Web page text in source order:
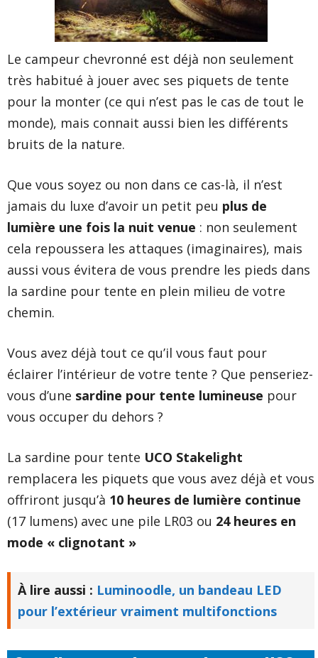
Le campeur chevronné est déjà non seulement
très habitué à jouer avec ses piquets de tente
pour la monter (ce qui n’est pas le cas de tout le
monde), mais connait aussi bien les différents
bruits de la nature.
Que vous soyez ou non dans ce cas-là, il n’est
jamais du luxe d’avoir un petit peu plus de
lumière une fois la nuit venue : non seulement
cela repoussera les attaques (imaginaires), mais
aussi vous évitera de vous prendre les pieds dans
la sardine pour tente en plein milieu de votre
chemin.
Vous avez déjà tout ce qu’il vous faut pour
éclairer l’intérieur de votre tente ? Que penseriez-
vous d’une sardine pour tente lumineuse pour
vous occuper du dehors ?
La sardine pour tente UCO Stakelight
remplacera les piquets que vous avez déjà et vous
offriront jusqu’à 10 heures de lumière continue
(17 lumens) avec une pile LR03 ou 24 heures en
mode « clignotant »
À lire aussi : Luminoodle, un bandeau LED
pour l’extérieur vraiment multifonctions